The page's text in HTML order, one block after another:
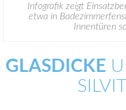
Infografik zeigt
etwa in
Innentüren
GLASDICKE